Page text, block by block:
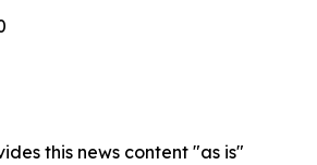
this news content "as is"